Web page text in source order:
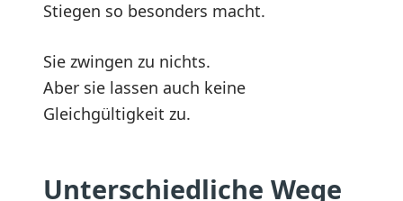
Stiegen so besonders macht.
Sie zwingen zu nichts.
Aber sie lassen auch keine
Gleichgültigkeit zu.
Unterschiedliche Wege